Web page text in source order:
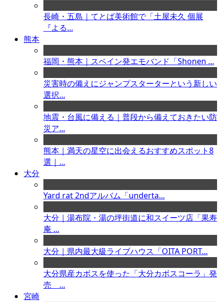
長崎・五島｜てとば美術館で「土屋未久 個展
『よる...
熊本
福岡・熊本｜スペイン発エモバンド「Shonen ...
災害時の備えにジャンプスターターという新しい
選択...
地震・台風に備える｜普段から備えておきたい防
災ア...
熊本｜満天の星空に出会えるおすすめスポット8
選｜...
大分
Yard rat 2ndアルバム「underta...
大分｜湯布院・湯の坪街道に和スイーツ店「果寿
庵 ...
大分｜県内最大級ライブハウス「OITA PORT...
大分県産カボスを使った「大分カボスコーラ」発
売 ...
宮崎